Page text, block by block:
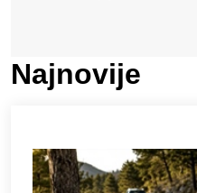
Najnovije